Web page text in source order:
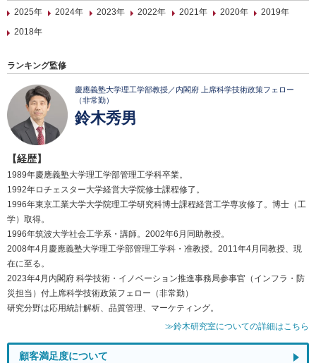
2025年
2024年 2023年 2022年 2021年 2020年
2019年
2018年
ランキング監修
慶應義塾大学理工学部教授／内閣府 上席科学技術政策フェロー
（非常勤）
鈴木秀男
【経歴】
1989年慶應義塾大学理工学部管理工学科卒業。
1992年ロチェスター大学経営大学院修士課程修了。
1996年東京工業大学大学院理工学研究科博士課程経営工学専攻修了。博士（工
学）取得。
1996年筑波大学社会工学系・講師。2002年6月同助教授。
2008年4月慶應義塾大学理工学部管理工学科・准教授。2011年4月同教授、現
在に至る。
2023年4月内閣府 科学技術・イノベーション推進事務局参事官（インフラ・防
災担当）付上席科学技術政策フェロー（非常勤）
研究分野は応用統計解析、品質管理、マーケティング。
≫鈴木研究室についての詳細はこちら
顧客満足度について